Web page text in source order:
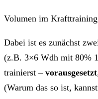
Volumen im
Dabei ist es zunächst
(z.B. 3×6 Wdh mit 80%
trainierst – vorausgesetzt
(Warum das so ist,